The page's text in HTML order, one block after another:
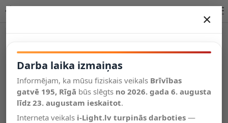
Salīdzināt
Vēlmju
saraksts
Valodas
×
Darba laika izmaiņas
Informējam, ka mūsu fiziskais veikals Brīvības
gatvē 195, Rīgā būs slēgts no 2026. gada 6. augusta
līdz 23. augustam ieskaitot.
Interneta veikals i-Light.lv turpinās darboties —